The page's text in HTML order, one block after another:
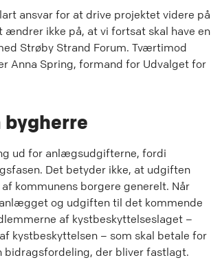
ansvar for at drive projektet videre på
ikke på, at vi fortsat skal have en
Strøby Strand Forum. Tværtimod
Anna Spring, formand for Udvalget for
bygherre
ud for anlægsudgifterne, fordi
Det betyder ikke, at udgiften
kommunens borgere generelt. Når
og udgiften til det kommende
af kystbeskyttelseslaget –
kystbeskyttelsen – som skal betale for
der bliver fastlagt.